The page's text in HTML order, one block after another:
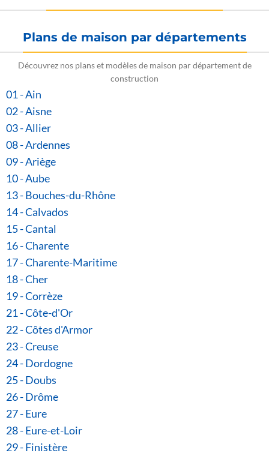
Plans de maison par départements
Découvrez nos plans et modèles de maison par département de
construction
01 - Ain
02 - Aisne
03 - Allier
08 - Ardennes
09 - Ariège
10 - Aube
13 - Bouches-du-Rhône
14 - Calvados
15 - Cantal
16 - Charente
17 - Charente-Maritime
18 - Cher
19 - Corrèze
21 - Côte-d'Or
22 - Côtes d'Armor
23 - Creuse
24 - Dordogne
25 - Doubs
26 - Drôme
27 - Eure
28 - Eure-et-Loir
29 - Finistère